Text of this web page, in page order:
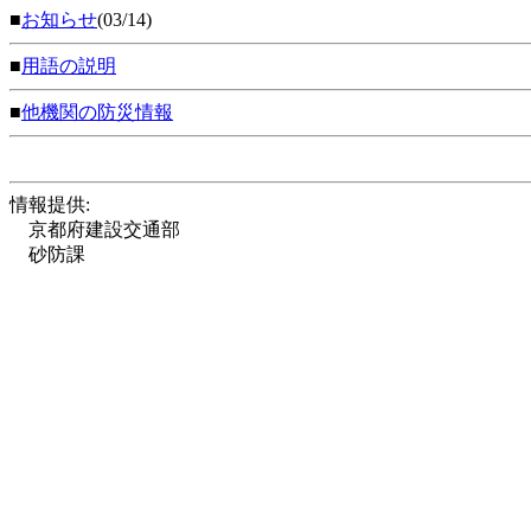
■お知らせ(03/14)
■用語の説明
■他機関の防災情報
情報提供:
京都府建設交通部
砂防課